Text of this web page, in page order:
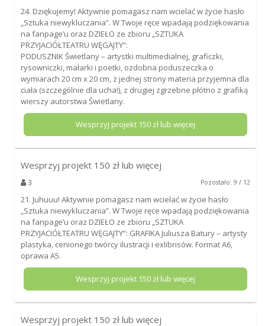
24. Dziękujemy! Aktywnie pomagasz nam wcielać w życie hasło
„Sztuka niewykluczania”. W Twoje ręce wpadają podziękowania
na fanpage’u oraz DZIEŁO ze zbioru „SZTUKA
PRZYJACIÓŁTEATRU WĘGAJTY”:
PODUSZNIK Świetlany – artystki multimedialnej, graficzki,
rysowniczki, malarki i poetki, ozdobna poduszeczka o
wymiarach 20 cm x 20 cm, z jednej strony materia przyjemna dla
ciała (szczególnie dla ucha!), z drugiej zgrzebne płótno z grafiką
wierszy autorstwa Świetlany.
Wesprzyj projekt 150zł lub więcej
Wesprzyj projekt 150 zł lub więcej
3 Pozostało: 9 / 12
21. Juhuuu! Aktywnie pomagasz nam wcielać w życie hasło
„Sztuka niewykluczania”. W Twoje ręce wpadają podziękowania
na fanpage’u oraz DZIEŁO ze zbioru „SZTUKA
PRZYJACIÓŁTEATRU WĘGAJTY”: GRAFIKA Juliusza Batury – artysty
plastyka, cenionego twórcy ilustracji i exlibrisów. Format A6,
oprawa A5.
Wesprzyj projekt 150zł lub więcej
Wesprzyj projekt 150 zł lub więcej